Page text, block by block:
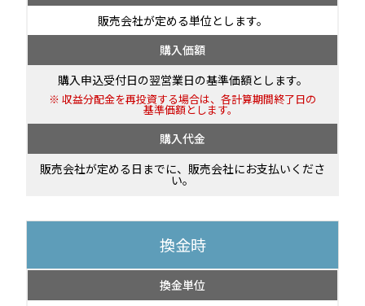
販売会社が定める単位とします。
購入価額
購入申込受付日の翌営業日の基準価額とします。
収益分配金を再投資する場合は、各計算期間終了日の
基準価額とします。
購入代金
販売会社が定める日までに、販売会社にお支払いくださ
い。
換金時
換金単位